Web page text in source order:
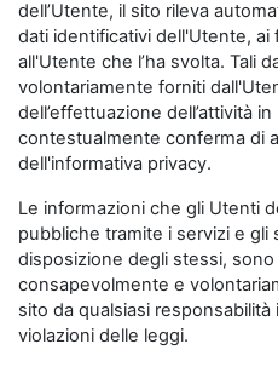
dell’Utente, il sito rileva
dati identificativi dell'Utente, ai
all'Utente che l’ha svolta. Tali
volontariamente forniti
dell’effettuazione dell’attività
contestualmente conferma di
dell'informativa privacy.
Le informazioni che gli Utenti
pubbliche tramite i servizi e gli
disposizione degli stessi,
consapevolmente e
sito da qualsiasi
violazioni delle leggi.